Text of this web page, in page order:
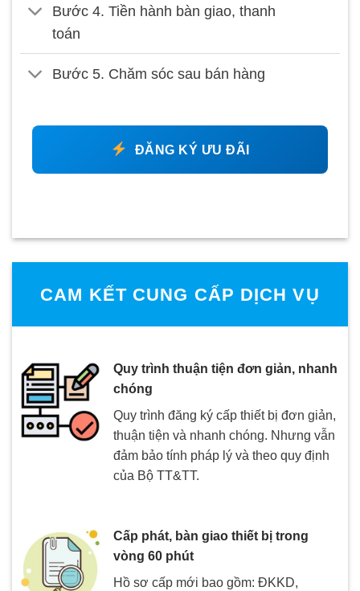
Bước 4. Tiền hành bàn giao, thanh
toán
Bước 5. Chăm sóc sau bán hàng
ĐĂNG KÝ ƯU ĐÃI
CAM KẾT CUNG CẤP DỊCH VỤ
Quy trình thuận tiện đơn giản, nhanh
chóng
Quy trình đăng ký cấp thiết bị đơn giản,
thuận tiện và nhanh chóng. Nhưng vẫn
đảm bảo tính pháp lý và theo quy định
của Bộ TT&TT.
Cấp phát, bàn giao thiết bị trong
vòng 60 phút
Hồ sơ cấp mới bao gồm: ĐKKD,